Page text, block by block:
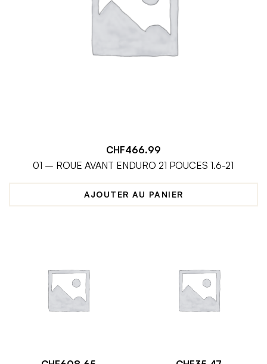
CHF466.99
01 – ROUE AVANT ENDURO 21 POUCES 1.6-21
AJOUTER AU PANIER